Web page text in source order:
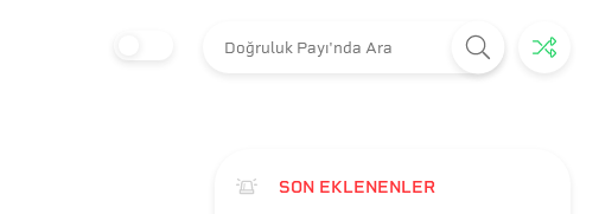
SON EKLENENLER